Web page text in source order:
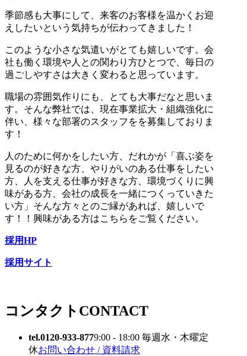
季節感も大事にして、来客のお客様を温かくお迎
えしたいという気持ちが伝わってきました！
このような小さな気遣いがとても嬉しいです。会
社も働く環境や人との関わり方ひとつで、毎日の
過ごしやすさは大きく変わると思っています。
職場の雰囲気作りにも、とても大事だなと思いま
す。そんな弊社では、現在事業拡大・組織強化に
伴い、様々な部署のスタッフをを募集しておりま
す！
人のために何かをしたい方、だれかが「喜ぶ姿を
見るのが好きな方、やりがいのある仕事をしたい
方、人を支える仕事が好きな方、環境づくりに興
味がある方、会社の成長を一緒につくっていきた
い方」そんな方々とのご縁があれば、嬉しいで
す！！興味がある方はこちらをご覧ください。
採用HP
採用サイト
コンタクト CONTACT
tel.0120-933-8779:00 - 18:00 毎週水・木曜定
休お問い合わせ / 資料請求